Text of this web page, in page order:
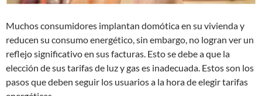
Muchos consumidores implantan domótica en su vivienda y
reducen su consumo energético, sin embargo, no logran ver un
reflejo significativo en sus facturas. Esto se debe a que la
elección de sus tarifas de luz y gas es inadecuada. Estos son los
pasos que deben seguir los usuarios a la hora de elegir tarifas